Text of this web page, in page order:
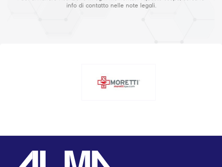
info di contatto nelle note legali.